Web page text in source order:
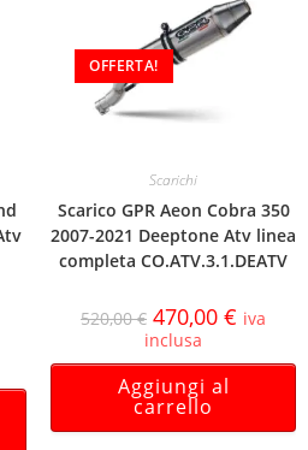
OFFERTA!
Scarichi
Scarico GPR Aeon Cobra 350
2007-2021 Deeptone Atv linea
completa CO.ATV.3.1.DEATV
520,00€ 470,00 € iva
inclusa
Aggiungi al
carrello